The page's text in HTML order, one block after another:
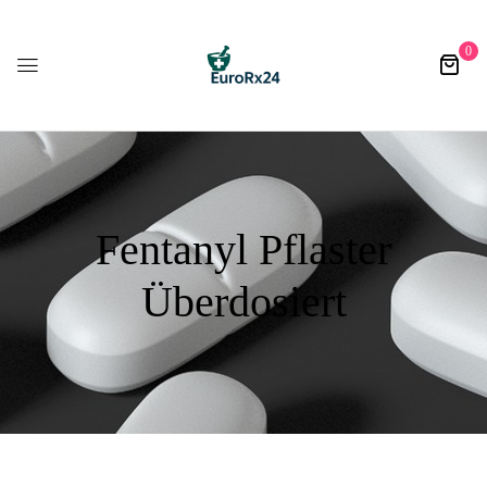
0
Fentanyl Pflaster
Überdosiert